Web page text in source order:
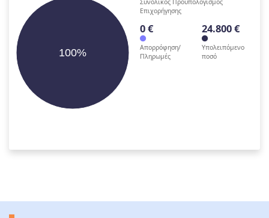
100%
Συνολικός Προϋπολογισμός
Επιχορήγησης
0 €
Απορρόφηση/
Πληρωμές
24.800 €
Υπολειπόμενο
ποσό